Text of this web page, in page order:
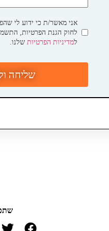
אני מאשר/ת כי ידוע לי
למדיניות הפרטיות שלנו.
שליחה